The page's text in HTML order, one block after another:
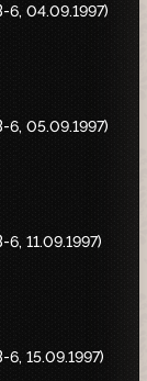
04.09.1997)
05.09.1997)
11.09.1997)
15.09.1997)